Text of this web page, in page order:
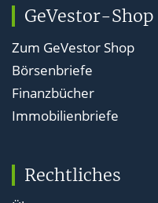
GeVestor-Shop
Zum GeVestor Shop
Börsenbriefe
Finanzbücher
Immobilienbriefe
Rechtliches